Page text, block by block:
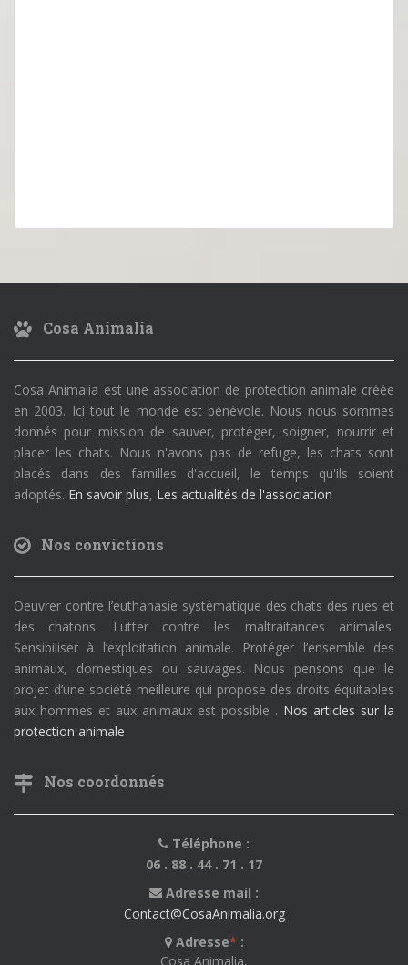
Cosa Animalia
Cosa Animalia est une association de protection animale créée
en 2003. Ici tout le monde est bénévole. Nous nous sommes
donnés pour mission de sauver, protéger, soigner, nourrir et
placer les chats. Nous n'avons pas de refuge, les chats sont
placés dans des familles d'accueil, le temps qu'ils soient
adoptés. En savoir plus, Les actualités de l'association
Nos convictions
Oeuvrer contre l’euthanasie systématique des chats des rues et
des chatons. Lutter contre les maltraitances animales.
Sensibiliser à l’exploitation animale. Protéger l’ensemble des
animaux, domestiques ou sauvages. Nous pensons que le
projet d’une société meilleure qui propose des droits équitables
aux hommes et aux animaux est possible . Nos articles sur la
protection animale
Nos coordonnés
Téléphone :
06 . 88 . 44 . 71 . 17
Adresse mail :
Contact@CosaAnimalia.org
Adresse* :
Cosa Animalia,